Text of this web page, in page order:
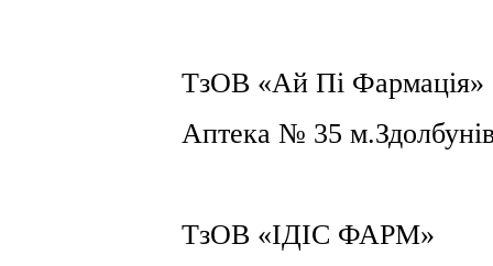
ТзОВ «Ай Пі Фармація»
Аптека № 35 м
ТзОВ «ІДІС ФАРМ»